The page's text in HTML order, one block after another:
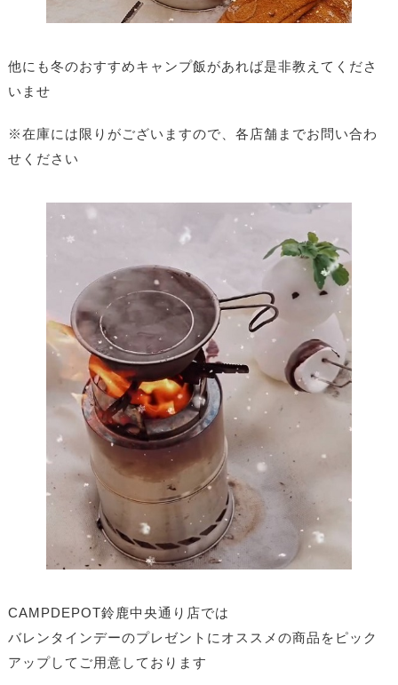
他にも冬のおすすめキャンプ飯があれば是非教えてくださ
いませ
※在庫には限りがございますので、各店舗までお問い合わ
せください
CAMPDEPOT鈴鹿中央通り店では
バレンタインデーのプレゼントにオススメの商品をピック
アップしてご用意しております